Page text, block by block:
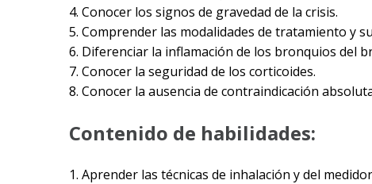
4. Conocer los signos de gravedad de la crisis.
5. Comprender las modalidades de tratamiento y
6. Diferenciar la inflamación de los bronquios del
7. Conocer la seguridad de los corticoides.
8. Conocer la ausencia de contraindicación
Contenido de habilidades:
1. Aprender las técnicas de inhalación y del